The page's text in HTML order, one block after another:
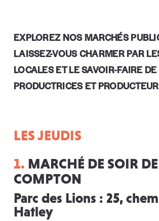
EXPLOREZ NOS MARCHÉS
LAISSEZ-VOUS CHARMER PAR
LOCALES ET LE SAVOIR-FAIRE
PRODUCTRICES ET
LES JEUDIS
1. MARCHÉ DE SOIR DE
COMPTON
Parc des Lions : 25,
Hatley